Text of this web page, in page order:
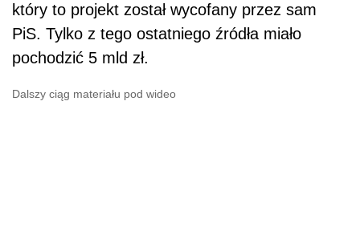
który to projekt został wycofany przez sam
PiS. Tylko z tego ostatniego źródła miało
pochodzić 5 mld zł.
Dalszy ciąg materiału pod wideo